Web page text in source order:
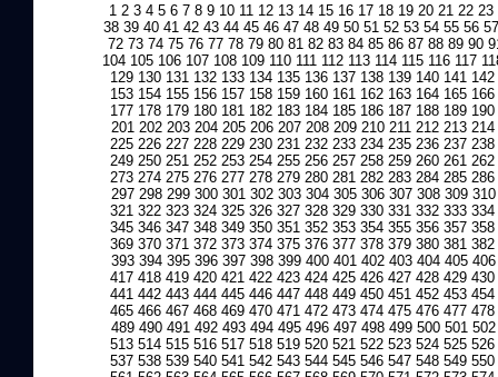
1 2 3 4 5 6 7 8 9 10 11 12 13 14 15 16 17 18 19 20 21 22 23
38 39 40 41 42 43 44 45 46 47 48 49 50 51 52 53 54 55 56
72 73 74 75 76 77 78 79 80 81 82 83 84 85 86 87 88 89 90
104 105 106 107 108 109 110 111 112 113 114 115 116 117
129 130 131 132 133 134 135 136 137 138 139 140 141 142
153 154 155 156 157 158 159 160 161 162 163 164 165 166
177 178 179 180 181 182 183 184 185 186 187 188 189 190
201 202 203 204 205 206 207 208 209 210 211 212 213 214
225 226 227 228 229 230 231 232 233 234 235 236 237 238
249 250 251 252 253 254 255 256 257 258 259 260 261 262
273 274 275 276 277 278 279 280 281 282 283 284 285 286
297 298 299 300 301 302 303 304 305 306 307 308 309 310
321 322 323 324 325 326 327 328 329 330 331 332 333 334
345 346 347 348 349 350 351 352 353 354 355 356 357 358
369 370 371 372 373 374 375 376 377 378 379 380 381 382
393 394 395 396 397 398 399 400 401 402 403 404 405 406
417 418 419 420 421 422 423 424 425 426 427 428 429 430
441 442 443 444 445 446 447 448 449 450 451 452 453 454
465 466 467 468 469 470 471 472 473 474 475 476 477 478
489 490 491 492 493 494 495 496 497 498 499 500 501 502
513 514 515 516 517 518 519 520 521 522 523 524 525 526
537 538 539 540 541 542 543 544 545 546 547 548 549 550